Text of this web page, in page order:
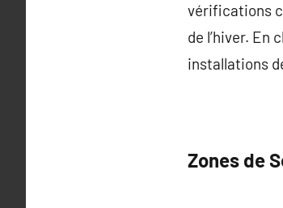
vérifications
de l’hiver. En
installations
Zones de